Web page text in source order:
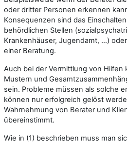
oder dritter Personen erkennen
Konsequenzen sind das
behördlichen Stellen
Krankenhäuser, Jugendamt, …)
einer Beratung.
Auch bei der Vermittlung von Hilfen
Mustern und
sein. Probleme müssen als solche
können nur erfolgreich gelöst
Wahrnehmung von Berater und
übereinstimmt.
Wie in (1) beschrieben muss man